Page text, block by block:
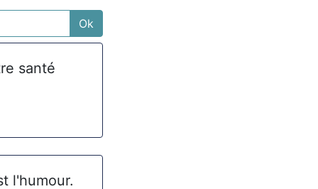
Ok
santé
l'humour.